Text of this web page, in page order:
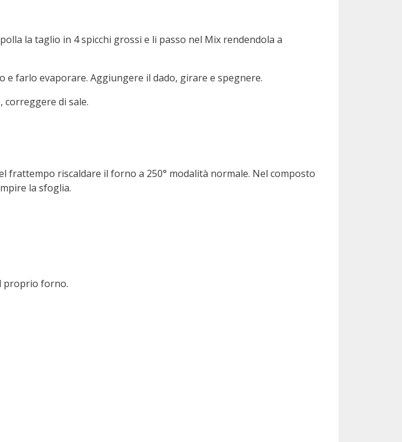
la taglio in 4 spicchi grossi e li passo nel Mix rendendola a
e farlo evaporare. Aggiungere il dado, girare e spegnere.
correggere di sale.
riscaldare il forno a 250° modalità normale. Nel composto
la sfoglia.
proprio forno.